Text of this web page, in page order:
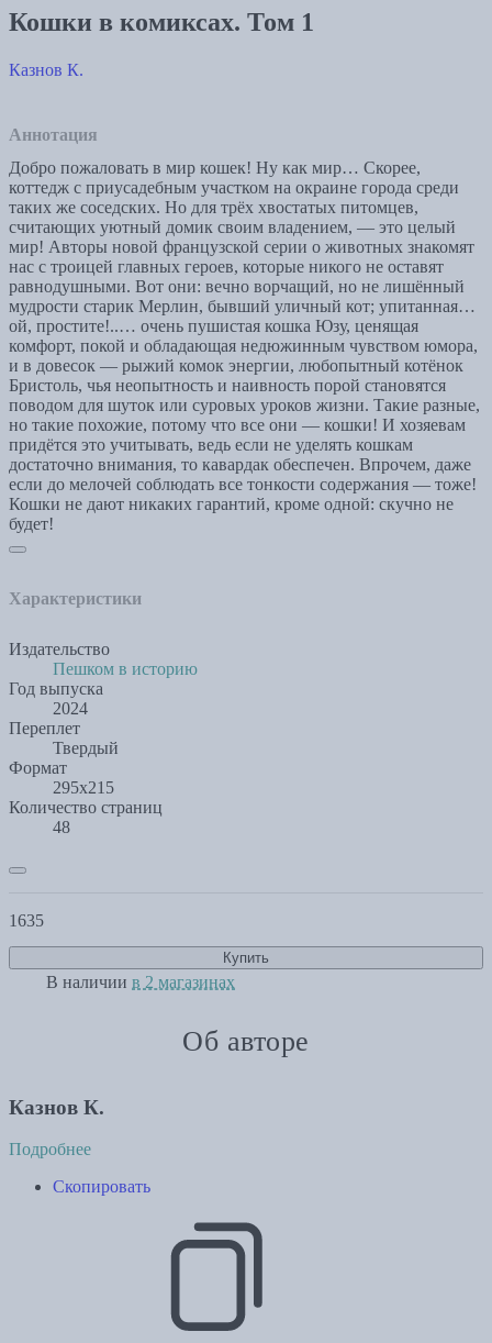
Кошки в комиксах. Том 1
Казнов К.
Аннотация
Добро пожаловать в мир кошек! Ну как мир… Скорее,
коттедж с приусадебным участком на окраине города среди
таких же соседских. Но для трёх хвостатых питомцев,
считающих уютный домик своим владением, — это целый
мир! Авторы новой французской серии о животных знакомят
нас с троицей главных героев, которые никого не оставят
равнодушными. Вот они: вечно ворчащий, но не лишённый
мудрости старик Мерлин, бывший уличный кот; упитанная…
ой, простите!..… очень пушистая кошка Юзу, ценящая
комфорт, покой и обладающая недюжинным чувством юмора,
и в довесок — рыжий комок энергии, любопытный котёнок
Бристоль, чья неопытность и наивность порой становятся
поводом для шуток или суровых уроков жизни. Такие разные,
но такие похожие, потому что все они — кошки! И хозяевам
придётся это учитывать, ведь если не уделять кошкам
достаточно внимания, то кавардак обеспечен. Впрочем, даже
если до мелочей соблюдать все тонкости содержания — тоже!
Кошки не дают никаких гарантий, кроме одной: скучно не
будет!
Характеристики
Издательство
Пешком в историю
Год выпуска
2024
Переплет
Твердый
Формат
295х215
Количество страниц
48
1635
Купить
В наличии в 2 магазинах
Об авторе
Казнов К.
Подробнее
Скопировать